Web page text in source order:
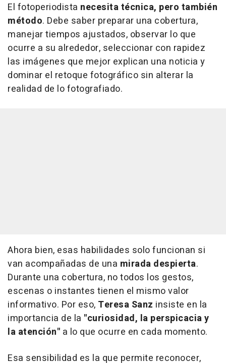
El fotoperiodista necesita técnica, pero también
método. Debe saber preparar una cobertura,
manejar tiempos ajustados, observar lo que
ocurre a su alrededor, seleccionar con rapidez
las imágenes que mejor explican una noticia y
dominar el retoque fotográfico sin alterar la
realidad de lo fotografiado.
Ahora bien, esas habilidades solo funcionan si
van acompañadas de una mirada despierta.
Durante una cobertura, no todos los gestos,
escenas o instantes tienen el mismo valor
informativo. Por eso, Teresa Sanz insiste en la
importancia de la "curiosidad, la perspicacia y
la atención" a lo que ocurre en cada momento.
Esa sensibilidad es la que permite reconocer,